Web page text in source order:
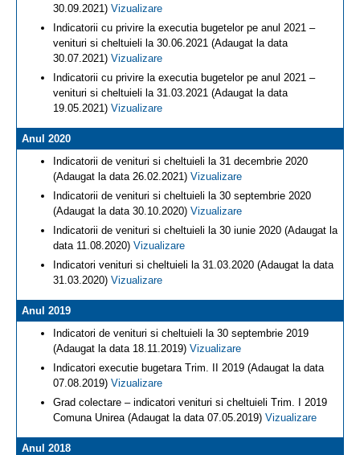
30.09.2021) Vizualizare
Indicatorii cu privire la executia bugetelor pe anul 2021 –
venituri si cheltuieli la 30.06.2021 (Adaugat la data
30.07.2021) Vizualizare
Indicatorii cu privire la executia bugetelor pe anul 2021 –
venituri si cheltuieli la 31.03.2021 (Adaugat la data
19.05.2021) Vizualizare
Anul 2020
Indicatorii de venituri si cheltuieli la 31 decembrie 2020
(Adaugat la data 26.02.2021) Vizualizare
Indicatorii de venituri si cheltuieli la 30 septembrie 2020
(Adaugat la data 30.10.2020) Vizualizare
Indicatorii de venituri si cheltuieli la 30 iunie 2020 (Adaugat la
data 11.08.2020) Vizualizare
Indicatori venituri si cheltuieli la 31.03.2020 (Adaugat la data
31.03.2020) Vizualizare
Anul 2019
Indicatori de venituri si cheltuieli la 30 septembrie 2019
(Adaugat la data 18.11.2019) Vizualizare
Indicatori executie bugetara Trim. II 2019 (Adaugat la data
07.08.2019) Vizualizare
Grad colectare – indicatori venituri si cheltuieli Trim. I 2019
Comuna Unirea (Adaugat la data 07.05.2019) Vizualizare
Anul 2018